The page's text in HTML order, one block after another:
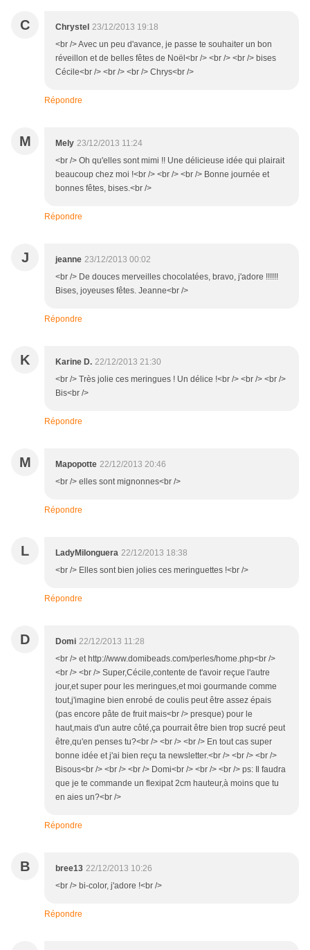
C Chrystel 23/12/2013 19:18
<br /> Avec un peu d'avance, je passe te souhaiter un bon
réveillon et de belles fêtes de Noël<br /> <br /> <br /> bises
Cécile<br /> <br /> <br /> Chrys<br />
Répondre
M Mely 23/12/2013 11:24
<br /> Oh qu'elles sont mimi !! Une délicieuse idée qui plairait
beaucoup chez moi !<br /> <br /> <br /> Bonne journée et
bonnes fêtes, bises.<br />
Répondre
J jeanne 23/12/2013 00:02
<br /> De douces merveilles chocolatées, bravo, j'adore !!!!!!
Bises, joyeuses fêtes. Jeanne<br />
Répondre
K Karine D. 22/12/2013 21:30
<br /> Très jolie ces meringues ! Un délice !<br /> <br /> <br />
Bis<br />
Répondre
M Mapopotte 22/12/2013 20:46
<br /> elles sont mignonnes<br />
Répondre
L LadyMilonguera 22/12/2013 18:38
<br /> Elles sont bien jolies ces meringuettes !<br />
Répondre
D Domi 22/12/2013 11:28
<br /> et http://www.domibeads.com/perles/home.php<br />
<br /> <br /> Super,Cécile,contente de t'avoir reçue l'autre
jour,et super pour les meringues,et moi gourmande comme
tout,j'imagine bien enrobé de coulis peut être assez épais
(pas encore pâte de fruit mais<br /> presque) pour le
haut,mais d'un autre côté,ça pourrait être bien trop sucré peut
être,qu'en penses tu?<br /> <br /> <br /> En tout cas super
bonne idée et j'ai bien reçu ta newsletter.<br /> <br /> <br />
Bisous<br /> <br /> <br /> Domi<br /> <br /> <br /> ps: Il faudra
que je te commande un flexipat 2cm hauteur,à moins que tu
en aies un?<br />
Répondre
B bree13 22/12/2013 10:26
<br /> bi-color, j'adore !<br />
Répondre